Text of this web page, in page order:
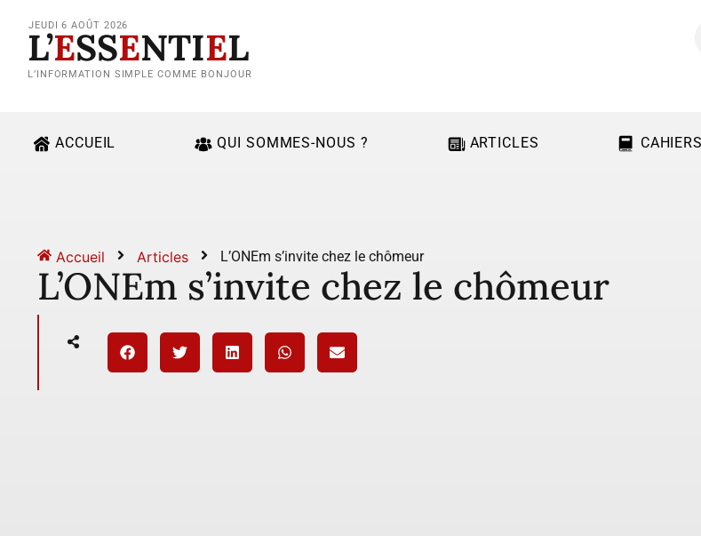
JEUDI 6 AOÛT 2026
L’ESSENTIEL
L’INFORMATION SIMPLE COMME BONJOUR
ACCUEIL QUI SOMMES-NOUS ? ARTICLES CAHIERS
Accueil Articles L’ONEm s’invite chez le chômeur
L’ONEm s’invite chez le chômeur